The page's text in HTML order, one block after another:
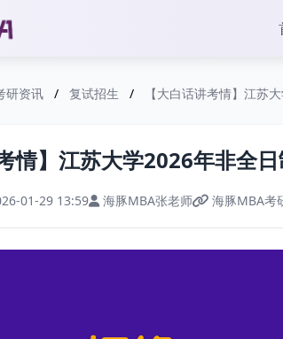
研资讯 / 复试招生 / 【大白话讲考情】江苏
情】江苏大学2026年非全
01-29 13:59 海豚MBA张老师 海豚MBA考